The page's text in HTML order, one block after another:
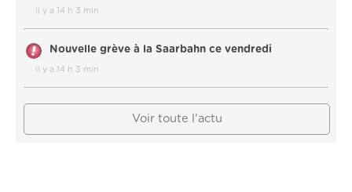
il y a 14 h 3 min
Nouvelle grève à la Saarbahn ce vendredi
il y a 14 h 3 min
Voir toute l'actu